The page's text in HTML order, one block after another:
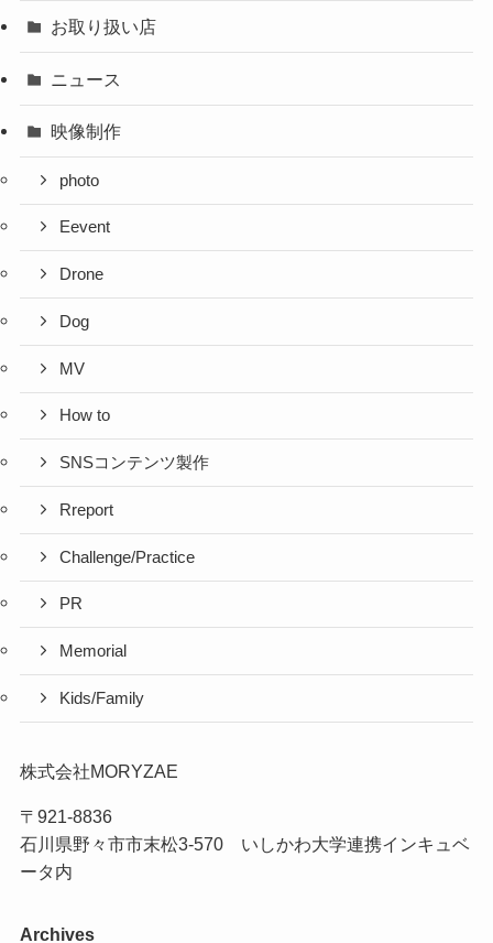
お取り扱い店
ニュース
映像制作
photo
Eevent
Drone
Dog
MV
How to
SNSコンテンツ製作
Rreport
Challenge/Practice
PR
Memorial
Kids/Family
株式会社MORYZAE
〒921-8836
石川県野々市市末松3-570 いしかわ大学連携インキュベ
ータ内
Archives